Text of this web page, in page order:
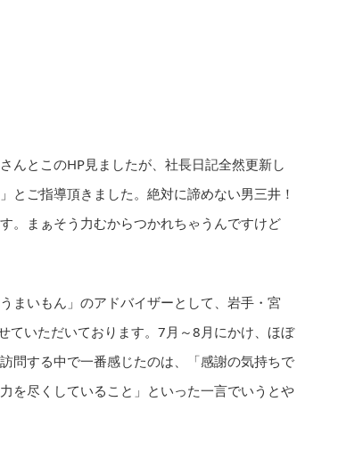
んとこのHP見ましたが、社長日記全然更新し
とご指導頂きました。絶対に諦めない男三井！
。まぁそう力むからつかれちゃうんですけど
まいもん」のアドバイザーとして、岩手・宮
ていただいております。7月～8月にかけ、ほぼ
問する中で一番感じたのは、「感謝の気持ちで
を尽くしていること」といった一言でいうとや